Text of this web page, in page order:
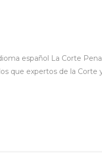
español La Corte
que expertos de la Corte